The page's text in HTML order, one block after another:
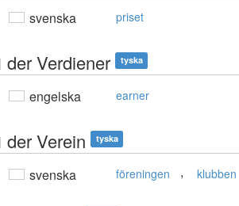
svenska priset
der Verdiener tyska
engelska earner
der Verein tyska
svenska föreningen , klubben